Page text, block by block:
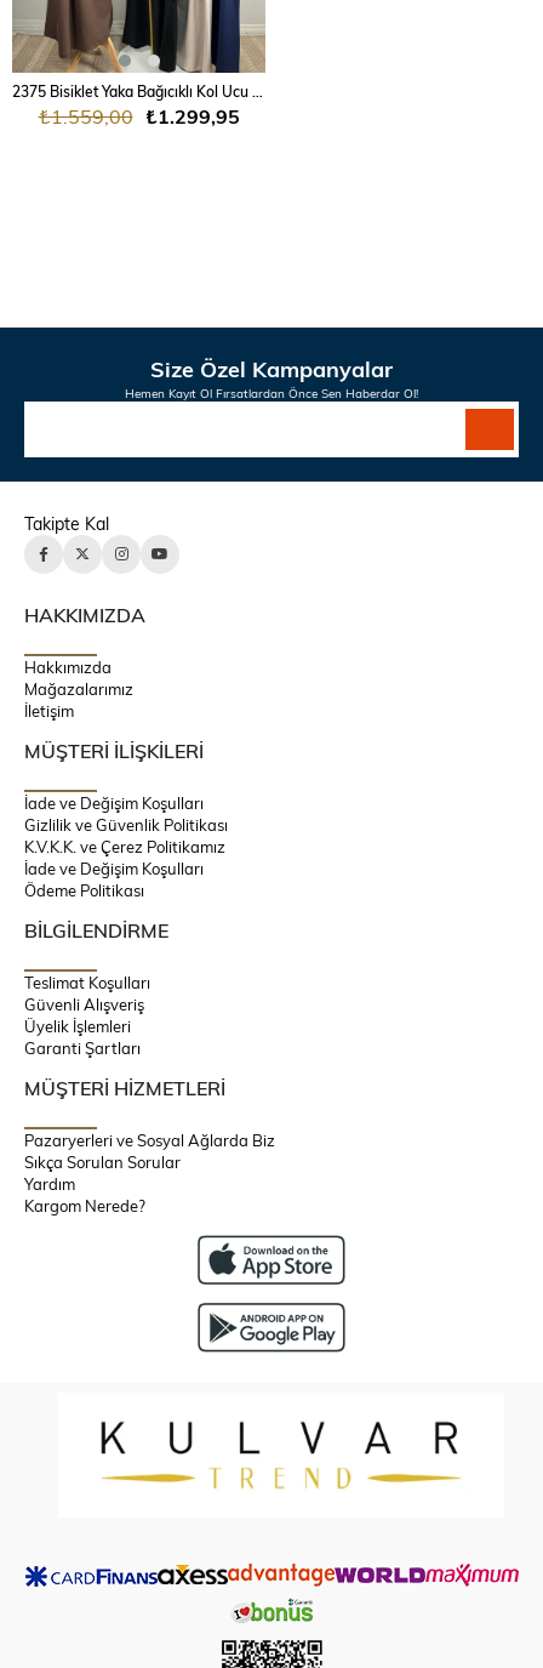
₺1.299,95
₺1.559,00
Size Özel Kampanyalar
Hemen Kayıt Ol Fırsatlardan Önce Sen Haberdar Ol!
Takipte Kal
HAKKIMIZDA
Hakkımızda
Mağazalarımız
İletişim
MÜŞTERİ İLİŞKİLERİ
İade ve Değişim Koşulları
Gizlilik ve Güvenlik Politikası
K.V.K.K. ve Çerez Politikamız
İade ve Değişim Koşulları
Ödeme Politikası
BİLGİLENDİRME
Teslimat Koşulları
Güvenli Alışveriş
Üyelik İşlemleri
Garanti Şartları
MÜŞTERİ HİZMETLERİ
Pazaryerleri ve Sosyal Ağlarda Biz
Sıkça Sorulan Sorular
Yardım
Kargom Nerede?